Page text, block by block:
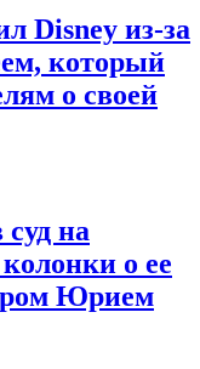
Disney из-за
который
о своей
на
о ее
Юрием